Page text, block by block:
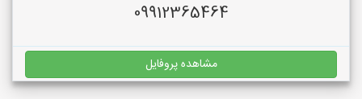
09912365464
مشاهده پروفایل